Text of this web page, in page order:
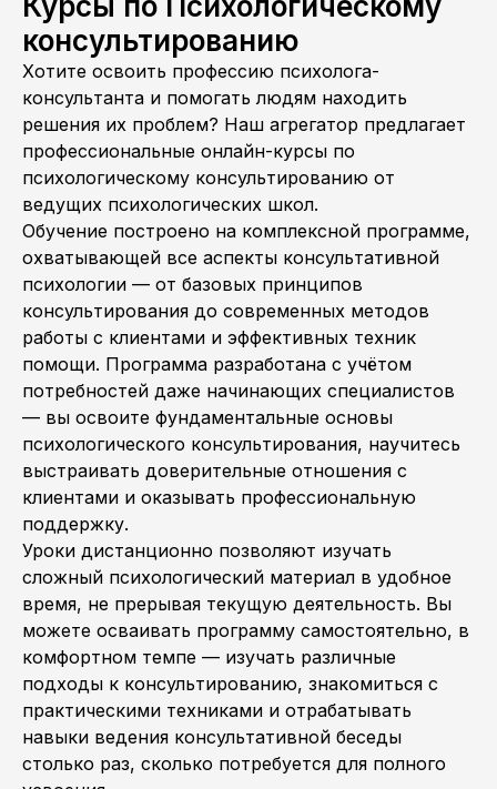
консультированию
Хотите освоить профессию психолога-
консультанта и помогать людям находить
решения их проблем? Наш агрегатор предлагает
профессиональные онлайн-курсы по
психологическому консультированию от
ведущих психологических школ.
Обучение построено на комплексной программе,
охватывающей все аспекты консультативной
психологии — от базовых принципов
консультирования до современных методов
работы с клиентами и эффективных техник
помощи. Программа разработана с учётом
потребностей даже начинающих специалистов
— вы освоите фундаментальные основы
психологического консультирования, научитесь
выстраивать доверительные отношения с
клиентами и оказывать профессиональную
поддержку.
Уроки дистанционно позволяют изучать
сложный психологический материал в удобное
время, не прерывая текущую деятельность. Вы
можете осваивать программу самостоятельно, в
комфортном темпе — изучать различные
подходы к консультированию, знакомиться с
практическими техниками и отрабатывать
навыки ведения консультативной беседы
столько раз, сколько потребуется для полного